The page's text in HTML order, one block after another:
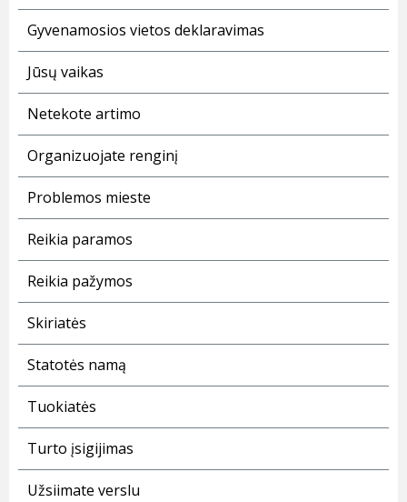
Gyvenamosios vietos deklaravimas
Jūsų vaikas
Netekote artimo
Organizuojate renginį
Problemos mieste
Reikia paramos
Reikia pažymos
Skiriatės
Statotės namą
Tuokiatės
Turto įsigijimas
Užsiimate verslu